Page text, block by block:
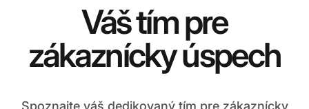
Váš tím pre
zákaznícky úspech
Spoznajte váš dedikovaný tím pre zákaznícky